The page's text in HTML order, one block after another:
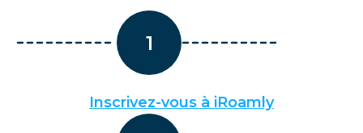
1
Inscrivez-vous à iRoamly